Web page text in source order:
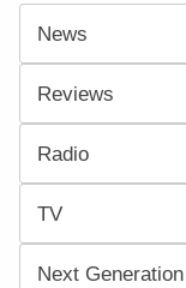
News
Reviews
Radio
TV
Next Generation